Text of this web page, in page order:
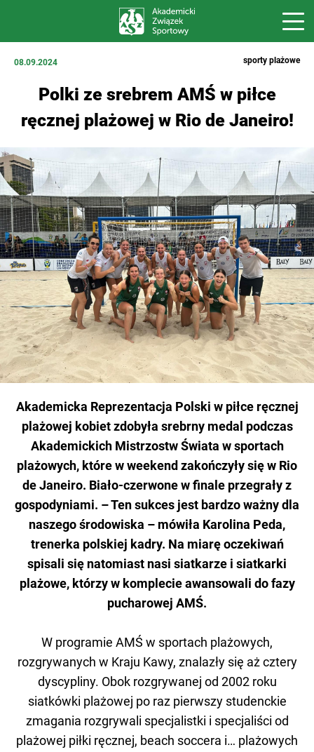
08.09.2024 sporty plażowe
Polki ze srebrem AMŚ w piłce
ręcznej plażowej w Rio de Janeiro!
Akademicka Reprezentacja Polski w piłce ręcznej
plażowej kobiet zdobyła srebrny medal podczas
Akademickich Mistrzostw Świata w sportach
plażowych, które w weekend zakończyły się w Rio
de Janeiro. Biało-czerwone w finale przegrały z
gospodyniami. – Ten sukces jest bardzo ważny dla
naszego środowiska – mówiła Karolina Peda,
trenerka polskiej kadry. Na miarę oczekiwań
spisali się natomiast nasi siatkarze i siatkarki
plażowe, którzy w komplecie awansowali do fazy
pucharowej AMŚ.
W programie AMŚ w sportach plażowych,
rozgrywanych w Kraju Kawy, znalazły się aż cztery
dyscypliny. Obok rozgrywanej od 2002 roku
siatkówki plażowej po raz pierwszy studenckie
zmagania rozgrywali specjalistki i specjaliści od
plażowej piłki ręcznej, beach soccera i… plażowych